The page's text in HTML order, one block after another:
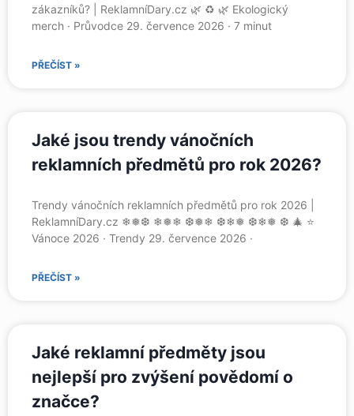
zákazníků? | ReklamníDary.cz 🌿 ♻️ 🌿 Ekologický
merch · Průvodce 29. července 2026 · 7 minut
PŘEČÍST »
Jaké jsou trendy vánočních
reklamních předmětů pro rok 2026?
Trendy vánočních reklamních předmětů pro rok 2026 |
ReklamníDary.cz ❄❅❆ ❄❅❄ ❆❅❄ ❆❄❅ ❆❄❅ ❆ 🎄 ⭐
Vánoce 2026 · Trendy 29. července 2026 ·
PŘEČÍST »
Jaké reklamní předměty jsou
nejlepší pro zvýšení povědomí o
značce?